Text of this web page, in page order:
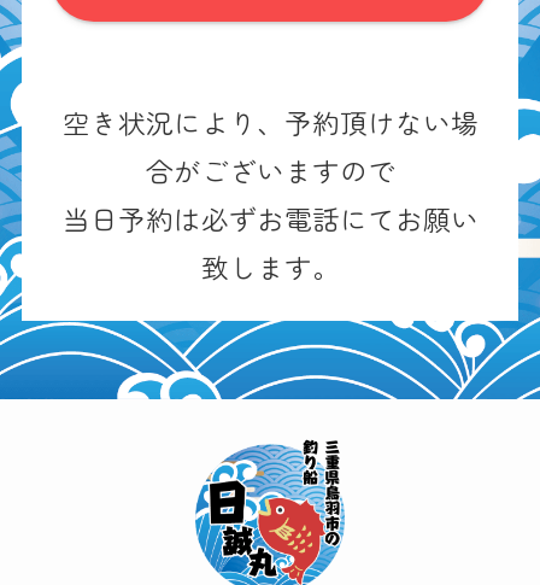
空き状況により、予約頂けない場
合がございますので
当日予約は必ずお電話にてお願い
致します。